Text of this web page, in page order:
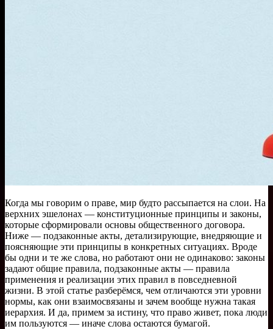
Когда мы говорим о праве, мир будто рассыпается на слои. На
верхних эшелонах — конституционные принципы и законы,
которые сформировали основы общественного договора.
Ниже — подзаконные акты, детализирующие, внедряющие и
поясняющие эти принципы в конкретных ситуациях. Вроде
бы одни и те же слова, но работают они не одинаково: законы
задают общие правила, подзаконные акты — правила
применения и реализации этих правил в повседневной
жизни. В этой статье разберёмся, чем отличаются эти уровни
нормы, как они взаимосвязаны и зачем вообще нужна такая
иерархия. И да, примем за истину, что право живет, пока люди
им пользуются — иначе слова остаются бумагой.